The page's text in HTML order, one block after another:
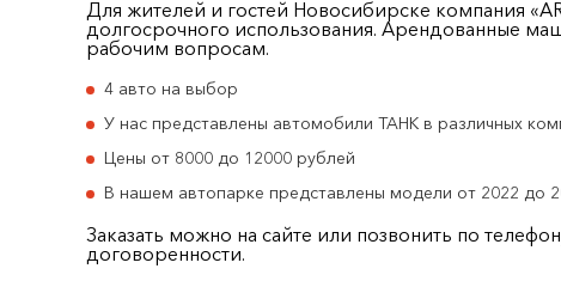
Для жителей и гостей Новосибирске компания
долгосрочного использования. Арендованные
рабочим вопросам.
4 авто на выбор
У нас представлены автомобили ТАНК в различных
Цены от 8000 до 12000 рублей
В нашем автопарке представлены модели от 2022 до
Заказать можно на сайте или позвонить по
договоренности.